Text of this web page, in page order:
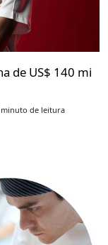
de US$ 140 mi
minuto de leitura